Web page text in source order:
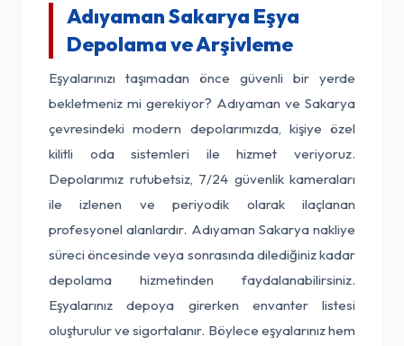
Adıyaman Sakarya Eşya
Depolama ve Arşivleme
Eşyalarınızı taşımadan önce güvenli bir yerde
bekletmeniz mi gerekiyor? Adıyaman ve Sakarya
çevresindeki modern depolarımızda, kişiye özel
kilitli oda sistemleri ile hizmet veriyoruz.
Depolarımız rutubetsiz, 7/24 güvenlik kameraları
ile izlenen ve periyodik olarak ilaçlanan
profesyonel alanlardır. Adıyaman Sakarya nakliye
süreci öncesinde veya sonrasında dilediğiniz kadar
depolama hizmetinden faydalanabilirsiniz.
Eşyalarınız depoya girerken envanter listesi
oluşturulur ve sigortalanır. Böylece eşyalarınız hem